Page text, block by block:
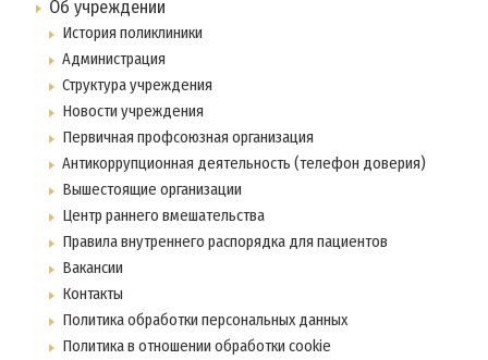
Об учреждении
История поликлиники
Администрация
Структура учреждения
Новости учреждения
Первичная профсоюзная организация
Антикоррупционная деятельность (телефон доверия)
Вышестоящие организации
Центр раннего вмешательства
Правила внутреннего распорядка для пациентов
Вакансии
Контакты
Политика обработки персональных данных
Политика в отношении обработки cookie